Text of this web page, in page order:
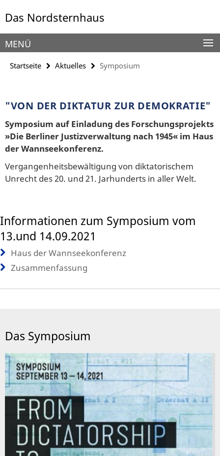
direkt
Inhalt
Das Nordsternhaus
Service-
Navigation
MENÜ
Startseite Aktuelles Symposium
"VON DER DIKTATUR ZUR DEMOKRATIE"
Symposium auf Einladung des Forschungsprojekts
»Die Berliner Justizverwaltung nach 1945« im Haus
der Wannseekonferenz.
Vergangenheitsbewältigung von diktatorischem
Unrecht des 20. und 21. Jarhunderts in aller Welt.
Informationen zum Symposium vom
13.und 14.09.2021
Haus der Wannseekonferenz
Zusammenfassung
Das Symposium